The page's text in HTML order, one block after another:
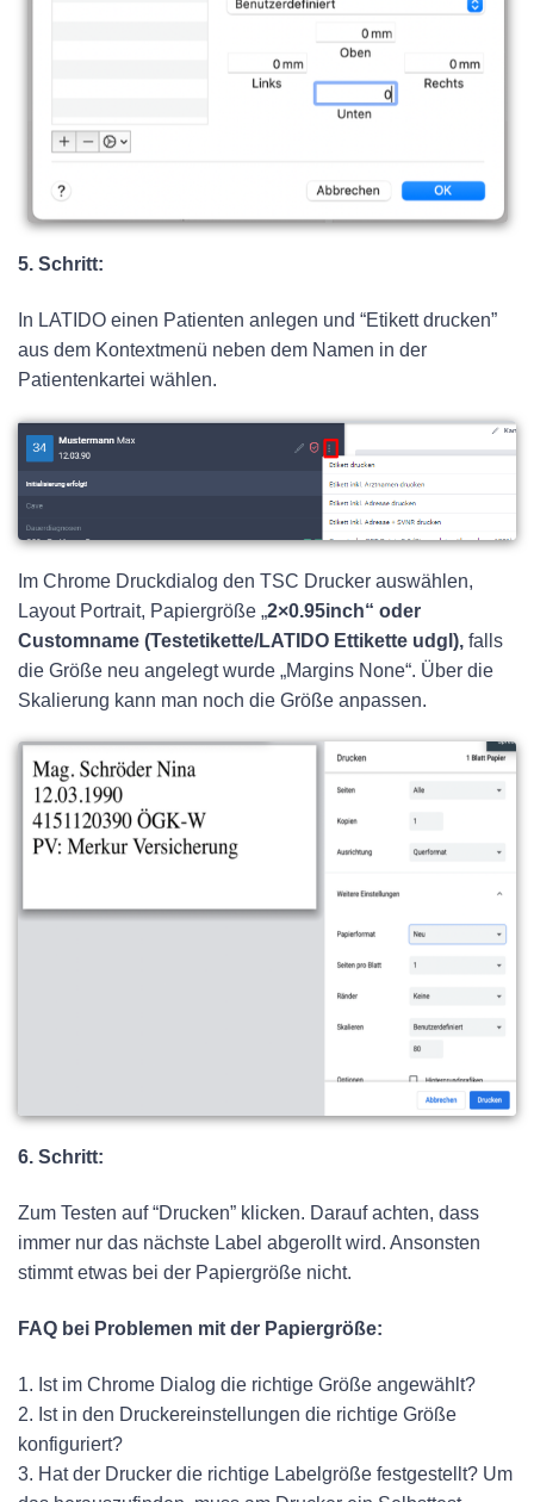
5. Schritt:
In LATIDO einen Patienten anlegen und “Etikett drucken”
aus dem Kontextmenü neben dem Namen in der
Patientenkartei wählen.
Im Chrome Druckdialog den TSC Drucker auswählen,
Layout Portrait, Papiergröße „2×0.95inch“ oder
Customname (Testetikette/LATIDO Ettikette udgl), falls
die Größe neu angelegt wurde „Margins None“. Über die
Skalierung kann man noch die Größe anpassen.
6. Schritt:
Zum Testen auf “Drucken” klicken. Darauf achten, dass
immer nur das nächste Label abgerollt wird. Ansonsten
stimmt etwas bei der Papiergröße nicht.
FAQ bei Problemen mit der Papiergröße:
1. Ist im Chrome Dialog die richtige Größe angewählt?
2. Ist in den Druckereinstellungen die richtige Größe
konfiguriert?
3. Hat der Drucker die richtige Labelgröße festgestellt? Um